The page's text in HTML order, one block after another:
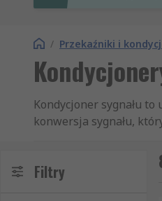
/ Przekaźniki i
Kondycjoner sygnału
konwersja sygnału,
przetwarzania, w tym
kondycjonera sygnału,
Filtry